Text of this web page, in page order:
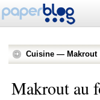
Cuisine — Makrout
Makrout au